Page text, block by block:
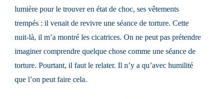
lumière pour le trouver en état de choc, ses vêtements
trempés : il venait de revivre une séance de torture. Cette
nuit-là, il m’a montré les cicatrices. On ne peut pas prétendre
imaginer comprendre quelque chose comme une séance de
torture. Pourtant, il faut le relater. Il n’y a qu’avec humilité
que l’on peut faire cela.